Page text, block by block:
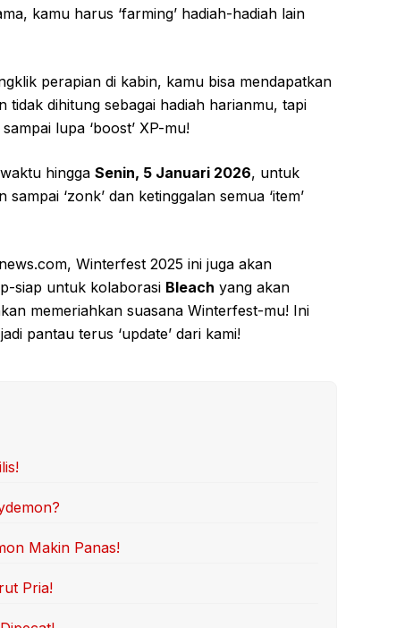
kamu harus ‘farming’ hadiah-hadiah lain
perapian di kabin, kamu bisa mendapatkan
tidak dihitung sebagai hadiah harianmu, tapi
lupa ‘boost’ XP-mu!
hingga Senin, 5 Januari 2026, untuk
‘zonk’ dan ketinggalan semua ‘item’
Winterfest 2025 ini juga akan
siap untuk kolaborasi Bleach yang akan
memeriahkan suasana Winterfest-mu! Ini
pantau terus ‘update’ dari kami!
Makin Panas!
Pria!